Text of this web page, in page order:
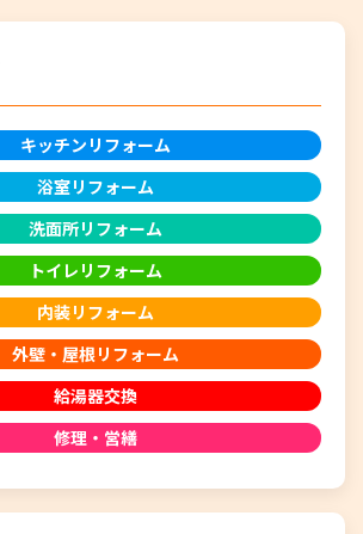
キッチンリフォーム
浴室リフォーム
洗面所リフォーム
トイレリフォーム
内装リフォーム
外壁・屋根リフォーム
給湯器交換
修理・営繕